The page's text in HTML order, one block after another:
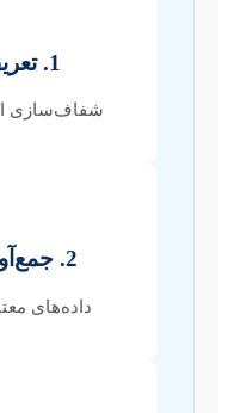
1. تعریف دقیق مسئله
شفاف‌سازی
2. جمع‌آوری و آماده‌سازی
داده‌های